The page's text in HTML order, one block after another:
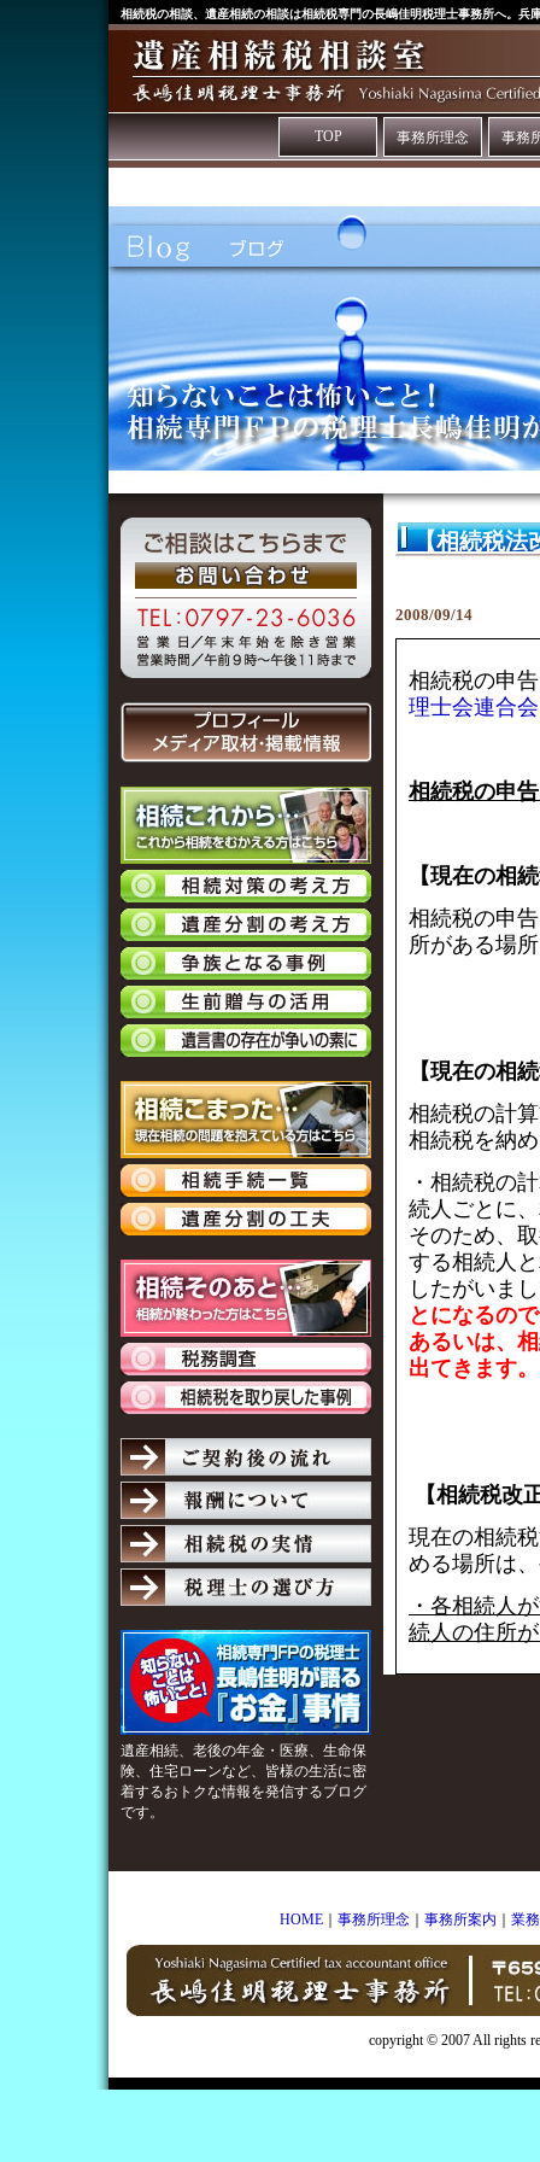
相続税の相談、遺産相続の相談は相続税専門の長嶋佳明税理士事務所へ。兵
TOP 事務所理念 事務
【相続税法
2008/09/14
相続税の申
理士会連合
相続税の申
【現在の相
相続税の申
所がある場
【現在の相
相続税の計
相続税を納
・相続税の
続人ごとに
そのため、
する相続人
したがいま
とになるの
あるいは、
出てきます。
【相続税改
現在の相続
める場所は
・各相続人
続人の住所
遺産相続、老後の年金・医療、生命保
険、住宅ローンなど、皆様の生活に密
着するおトクな情報を発信するブログ
です。
HOME 事務所理念 事務所案内 業
copyright © 2007 All rights